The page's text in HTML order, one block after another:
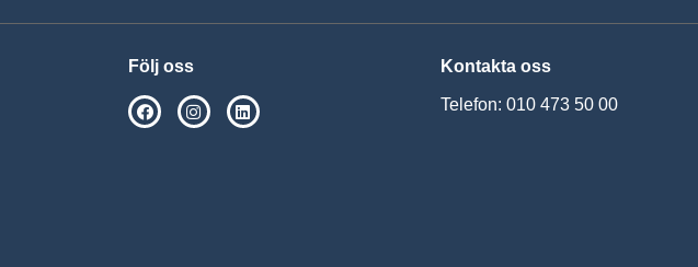
Följ oss
SPSM på Facebook
SPSM på Instagram
Kontakta oss
Telefon: 010 473 50 00